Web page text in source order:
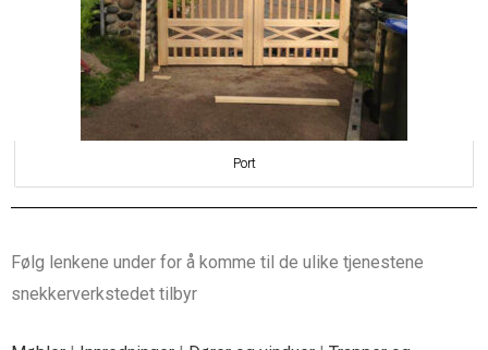
Port
Følg lenkene under for å komme til de ulike tjenestene
snekkerverkstedet tilbyr